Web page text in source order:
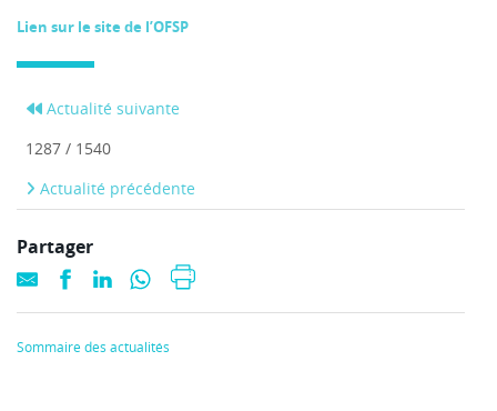
Lien sur le site de l’OFSP
Actualité suivante
1287 / 1540
Actualité précédente
Partager
Sommaire des actualités